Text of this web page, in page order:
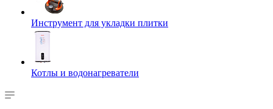
Инструмент для укладки плитки
Котлы и водонагреватели